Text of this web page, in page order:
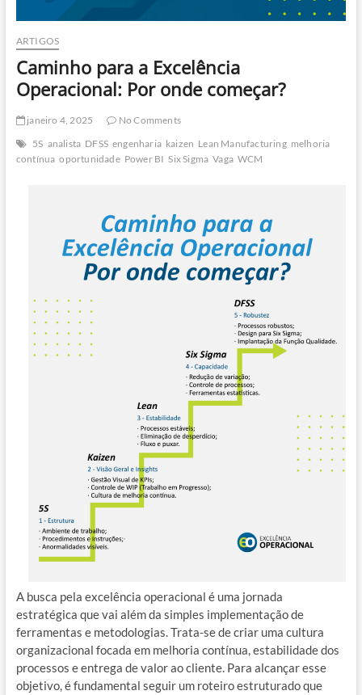
ARTIGOS
Caminho para a Excelência
Operacional: Por onde começar?
janeiro 4, 2025
No Comments
5S analista DFSS engenharia kaizen Lean Manufacturing melhoria
contínua oportunidade Power BI Six Sigma Vaga WCM
A busca pela excelência operacional é uma jornada
estratégica que vai além da simples implementação de
ferramentas e metodologias. Trata-se de criar uma cultura
organizacional focada em melhoria contínua, estabilidade dos
processos e entrega de valor ao cliente. Para alcançar esse
objetivo, é fundamental seguir um roteiro estruturado que